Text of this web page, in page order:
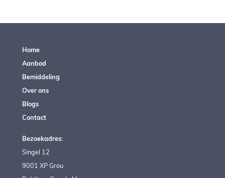
Home
Aanbod
Bemiddeling
Over ons
Blogs
Contact
Bezoekadres:
Singel 12
9001 XP Grou